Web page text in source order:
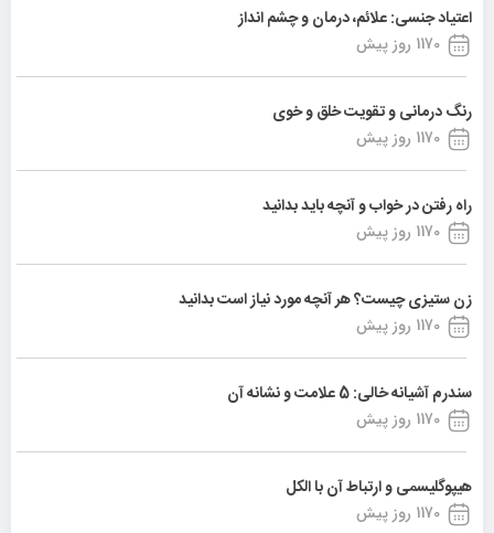
اعتیاد جنسی: علائم، درمان و چشم انداز
1170 روز پیش
رنگ درمانی و تقویت خلق و خوی
1170 روز پیش
راه رفتن در خواب و آنچه باید بدانید
1170 روز پیش
زن ستیزی چیست؟ هر آنچه مورد نیاز است بدانید
1170 روز پیش
سندرم آشیانه خالی: 5 علامت و نشانه آن
1170 روز پیش
هیپوگلیسمی و ارتباط آن با الکل
1170 روز پیش